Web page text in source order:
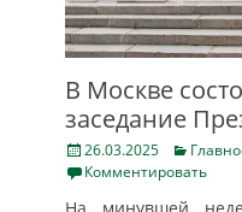
В Москве
заседание
Posted
on
26.03.2025 Categories
Комментировать
На минувшей